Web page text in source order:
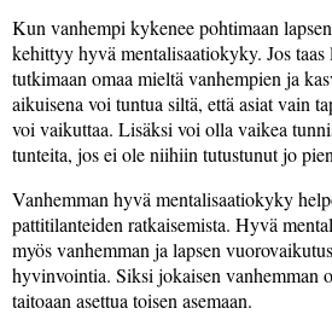
Kun vanhempi kykenee pohtimaan
kehittyy hyvä mentalisaatiokyky. Jos taas
tutkimaan omaa mieltä vanhempien ja
aikuisena voi tuntua siltä, että asiat vain
voi vaikuttaa. Lisäksi voi olla vaikea
tunteita, jos ei ole niihiin tutustunut jo
Vanhemman hyvä mentalisaatiokyky
pattitilanteiden ratkaisemista. Hyvä
myös vanhemman ja lapsen
hyvinvointia. Siksi jokaisen vanhemman
taitoaan asettua toisen asemaan.